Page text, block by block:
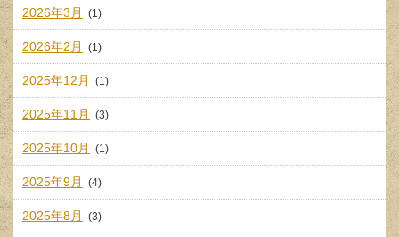
2026年3月 (1)
2026年2月 (1)
2025年12月 (1)
2025年11月 (3)
2025年10月 (1)
2025年9月 (4)
2025年8月 (3)